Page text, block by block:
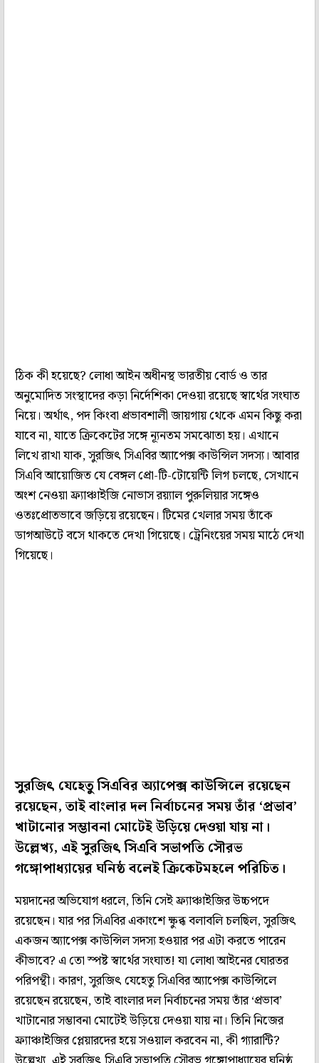
ঠিক কী হয়েছে? লোধা আইন অধীনস্থ ভারতীয় বোর্ড ও তার
অনুমোদিত সংস্থাদের কড়া নির্দেশিকা দেওয়া রয়েছে স্বার্থের সংঘাত
নিয়ে। অর্থাৎ, পদ কিংবা প্রভাবশালী জায়গায় থেকে এমন কিছু করা
যাবে না, যাতে ক্রিকেটের সঙ্গে ন‌্যূনতম সমঝোতা হয়। এখানে
লিখে রাখা যাক, সুরজিৎ সিএবির অ‌্যাপেক্স কাউন্সিল সদস‌্য। আবার
সিএবি আয়োজিত যে বেঙ্গল প্রো-টি-টোয়েন্টি লিগ চলছে, সেখানে
অংশ নেওয়া ফ্র্যাঞ্চাইজি নোভাস রয়‌্যাল পুরুলিয়ার সঙ্গেও
ওতঃপ্রোতভাবে জড়িয়ে রয়েছেন। টিমের খেলার সময় তাঁকে
ডাগআউটে বসে থাকতে দেখা গিয়েছে। ট্রেনিংয়ের সময় মাঠে দেখা
গিয়েছে।
সুরজিৎ যেহেতু সিএবির অ‌্যাপেক্স কাউন্সিলে রয়েছেন
রয়েছেন, তাই বাংলার দল নির্বাচনের সময় তাঁর ‘প্রভাব’
খাটানোর সম্ভাবনা মোটেই উড়িয়ে দেওয়া যায় না।
উল্লেখ্য, এই সুরজিৎ সিএবি সভাপতি সৌরভ
গঙ্গোপাধ্যায়ের ঘনিষ্ঠ বলেই ক্রিকেটমহলে পরিচিত।
ময়দানের অভিযোগ ধরলে, তিনি সেই ফ্র্যাঞ্চাইজির উচ্চপদে
রয়েছেন। যার পর সিএবির একাংশে ক্ষুব্ধ বলাবলি চলছিল, সুরজিৎ
একজন অ‌্যাপেক্স কাউন্সিল সদস‌্য হওয়ার পর এটা করতে পারেন
কীভাবে? এ তো স্পষ্ট স্বার্থের সংঘাত! যা লোধা আইনের ঘোরতর
পরিপন্থী। কারণ, সুরজিৎ যেহেতু সিএবির অ‌্যাপেক্স কাউন্সিলে
রয়েছেন রয়েছেন, তাই বাংলার দল নির্বাচনের সময় তাঁর ‘প্রভাব’
খাটানোর সম্ভাবনা মোটেই উড়িয়ে দেওয়া যায় না। তিনি নিজের
ফ্র্যাঞ্চাইজির প্লেয়ারদের হয়ে সওয়াল করবেন না, কী গ‌্যারান্টি?